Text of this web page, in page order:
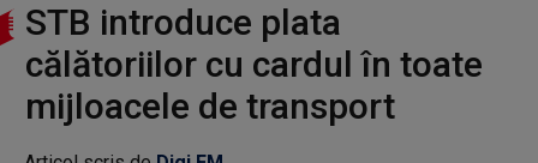
STB introduce plata
călătoriilor cu cardul în toate
mijloacele de transport